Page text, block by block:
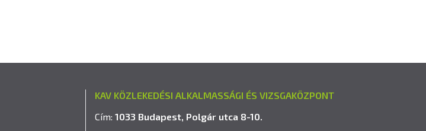
KAV KÖZLEKEDÉSI ALKALMASSÁGI ÉS VIZSGAKÖZPONT
Cím:1033 Budapest, Polgár utca 8-10.